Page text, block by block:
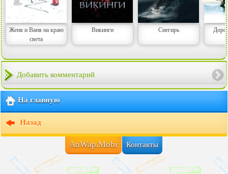
Женя и Ваня на краю
света
Викинги Снегирь
Добавить комментарий
На главную
Назад
AnWap.Mobi Контакты